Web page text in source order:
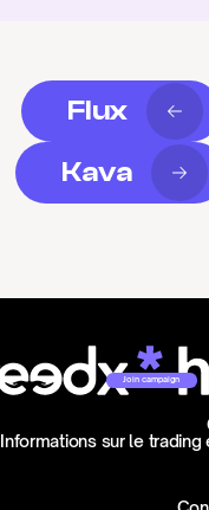
Flux
Kava
Join campaign
Informations sur le